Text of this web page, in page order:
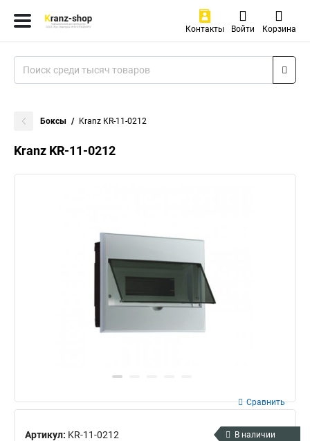
Контакты Войти Корзина
Боксы Kranz KR-11-0212
Kranz KR-11-0212
Артикул: KR-11-0212
Сравнить
В наличии